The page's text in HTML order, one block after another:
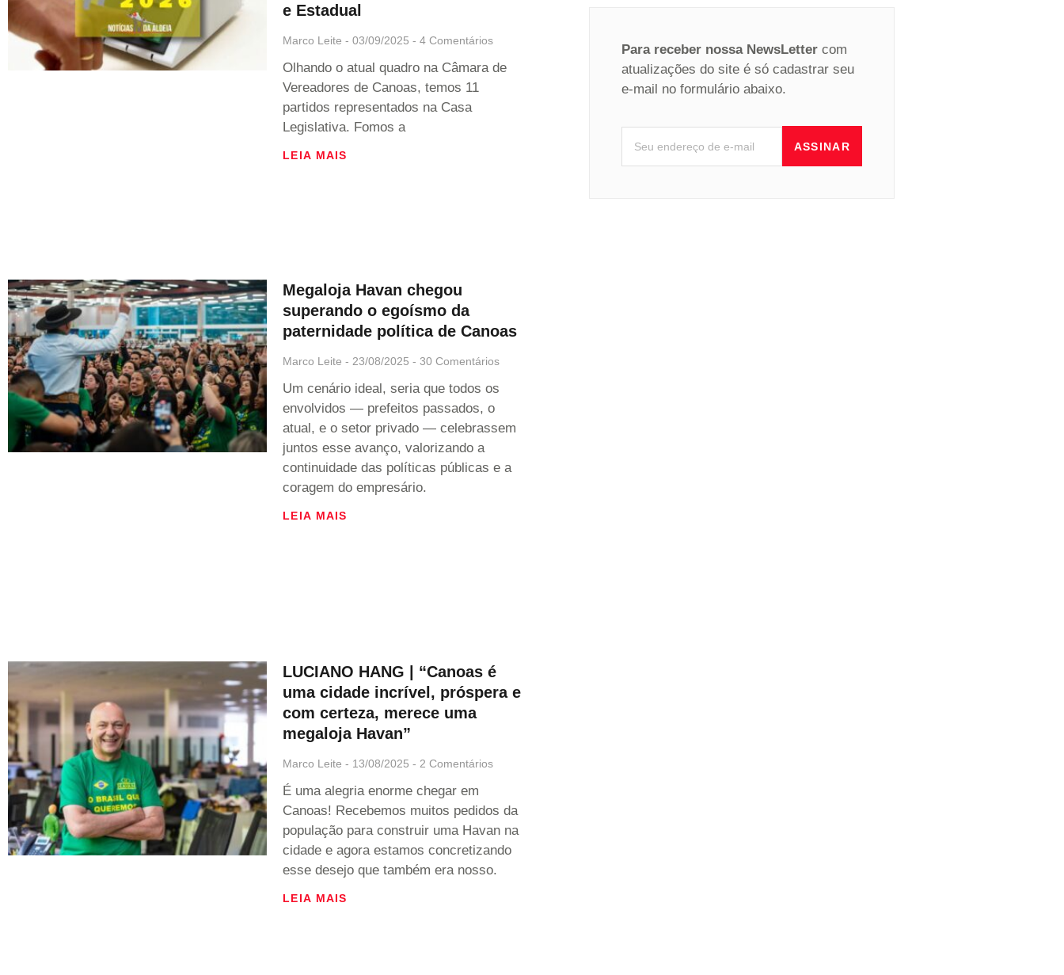
e Estadual
Marco Leite 03/09/2025 4 Comentários
Olhando o atual quadro na Câmara de
Vereadores de Canoas, temos 11
partidos representados na Casa
Legislativa. Fomos a
LEIA MAIS
Megaloja Havan chegou
superando o egoísmo da
paternidade política de Canoas
Marco Leite 23/08/2025 30 Comentários
Um cenário ideal, seria que todos os
envolvidos — prefeitos passados, o
atual, e o setor privado — celebrassem
juntos esse avanço, valorizando a
continuidade das políticas públicas e a
coragem do empresário.
LEIA MAIS
LUCIANO HANG | “Canoas é
uma cidade incrível, próspera e
com certeza, merece uma
megaloja Havan”
Marco Leite 13/08/2025 2 Comentários
É uma alegria enorme chegar em
Canoas! Recebemos muitos pedidos da
população para construir uma Havan na
cidade e agora estamos concretizando
esse desejo que também era nosso.
LEIA MAIS
Para receber nossa NewsLetter com
atualizações do site é só cadastrar seu
e-mail no formulário abaixo.
ASSINAR